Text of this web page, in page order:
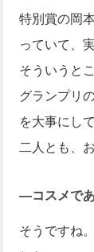
特別賞の岡
っていて、
そういうと
グランプリ
を大事にし
二人とも、
―コスメで
そうですね